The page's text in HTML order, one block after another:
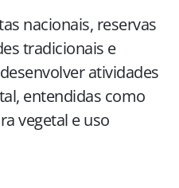
nacionais, reservas
tradicionais e
atividades
entendidas como
vegetal e uso